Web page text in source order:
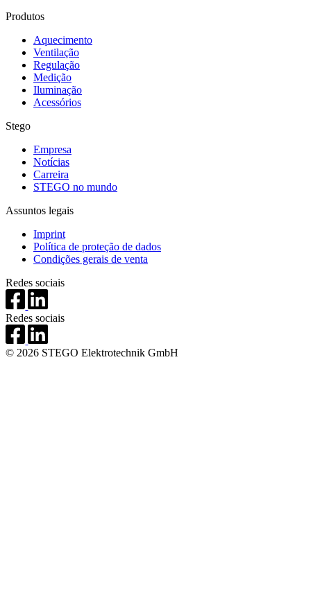
Produtos
Aquecimento
Ventilação
Regulação
Medição
Iluminação
Acessórios
Stego
Empresa
Notícias
Carreira
STEGO no mundo
Assuntos legais
Imprint
Política de proteção de dados
Condições gerais de venta
Redes sociais
Redes sociais
© 2026 STEGO Elektrotechnik GmbH